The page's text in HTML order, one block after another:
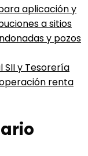
aplicación y
a sitios
y pozos
SII y Tesorería
renta